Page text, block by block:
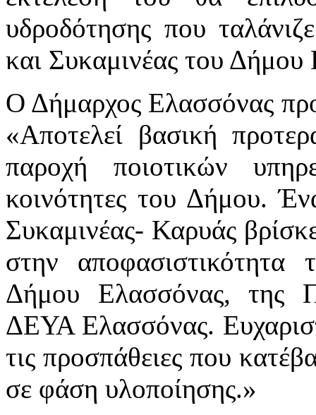
υδροδότησης που
και Συκαμινέας του
Ο Δήμαρχος Ελασσόνας
«Αποτελεί βασική
παροχή ποιοτικών
κοινότητες του Δήμου.
Συκαμινέας- Καρυάς
στην
Δήμου Ελασσόνας, της
ΔΕΥΑ Ελασσόνας.
τις προσπάθειες που
σε φάση υλοποίησης.»